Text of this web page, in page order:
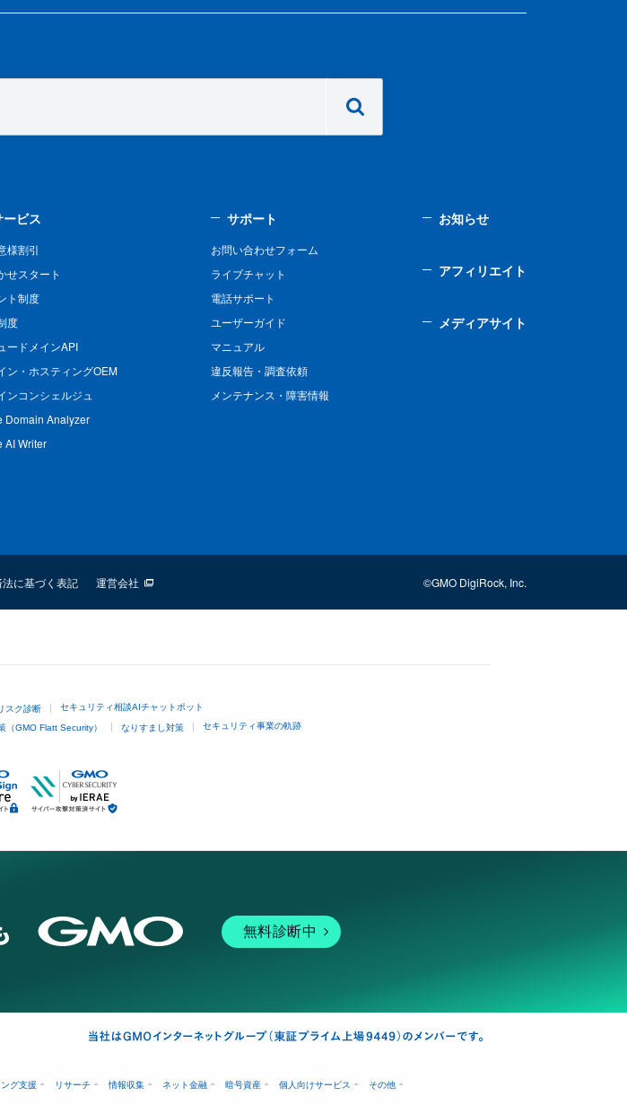
ービス
様割引
せスタート
ト制度
度
ードメインAPI
ン・ホスティングOEM
ンコンシェルジュ
Domain Analyzer
AI Writer
サポート
お問い合わせフォーム
ライブチャット
電話サポート
ユーザーガイド
マニュアル
違反報告・調査依頼
メンテナンス・障害情報
お知らせ
アフィリエイト
メディアサイト
法に基づく表記 運営会社 ©GMO DigiRock, Inc.
スク診断 セキュリティ相談AIチャットボット
（GMO Flatt Security） なりすまし対策 セキュリティ事業の軌跡
無料診断中
グ支援 リサーチ 情報収集 ネット金融 暗号資産 個人向けサービス その他